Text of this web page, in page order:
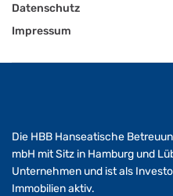
Datenschutz
Impressum
Die HBB Hanseatische
mbH mit Sitz in Hamburg und
Unternehmen und ist als
Immobilien aktiv.